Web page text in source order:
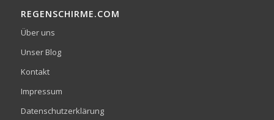
REGENSCHIRME.COM
Über uns
Unser Blog
Kontakt
Impressum
Datenschutzerklärung